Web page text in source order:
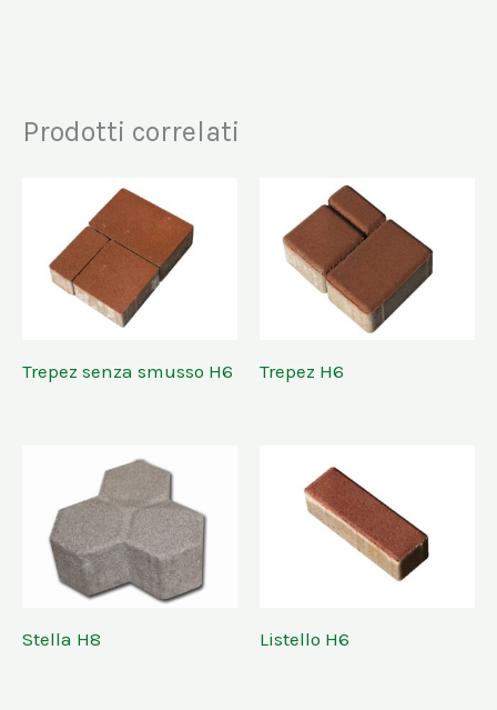
Prodotti correlati
Trepez senza smusso H6 Trepez H6
Stella H8 Listello H6